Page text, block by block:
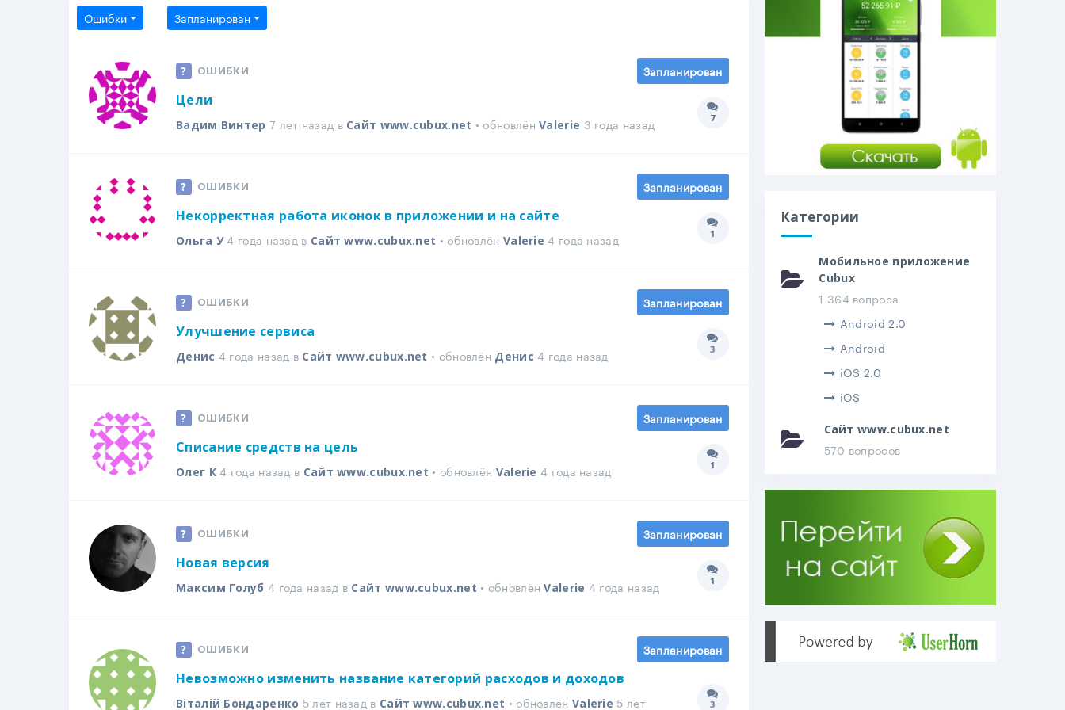
Ошибки Запланирован
ОШИБКИ
Запланирован
Цели
Вадим Винтер 7 лет назад в Сайт www.cubux.net • обновлёнValerie 3 года назад Количество ответов:
7
ОШИБКИ
Запланирован
Некорректная работа иконок в приложении и на сайте
Ольга У4 года назад в Сайт www.cubux.net • обновлён Valerie 4 года назад Количество ответов:
1
ОШИБКИ
Запланирован
Улучшение сервиса
Денис 4 года назад в Сайт www.cubux.net • обновлён Денис 4 года назад Количество ответов:
3
ОШИБКИ
Запланирован
Списание средств на цель
Олег К4 года назад в Сайт www.cubux.net • обновлён Valerie 4 года назад Количество ответов:
1
ОШИБКИ
Запланирован
Новая версия
Максим Голуб 4 года назад в Сайт www.cubux.net • обновлёнValerie 4 года назад Количество ответов:
1
ОШИБКИ
Запланирован
Невозможно изменить название категорий расходов и доходов
Віталій Бондаренко 5 лет назад в Сайт www.cubux.net • обновлён Valerie 5 лет
Количество ответов:
3
Категории
Мобильное приложение
Cubux
1 364 вопроса
Android 2.0
Android
iOS 2.0
iOS
Сайт www.cubux.net
570 вопросов